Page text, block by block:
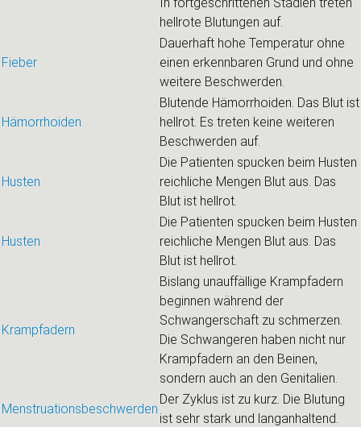
hellrote Blutungen auf.
Fieber
Dauerhaft hohe Temperatur ohne
einen erkennbaren Grund und ohne
weitere Beschwerden.
Hämorrhoiden
Blutende Hämorrhoiden. Das Blut ist
hellrot. Es treten keine weiteren
Beschwerden auf.
Husten
Die Patienten spucken beim Husten
reichliche Mengen Blut aus. Das
Blut ist hellrot.
Husten
Die Patienten spucken beim Husten
reichliche Mengen Blut aus. Das
Blut ist hellrot.
Krampfadern
Bislang unauffällige Krampfadern
beginnen während der
Schwangerschaft zu schmerzen.
Die Schwangeren haben nicht nur
Krampfadern an den Beinen,
sondern auch an den Genitalien.
Menstruationsbeschwerden
Der Zyklus ist zu kurz. Die Blutung
ist sehr stark und langanhaltend.